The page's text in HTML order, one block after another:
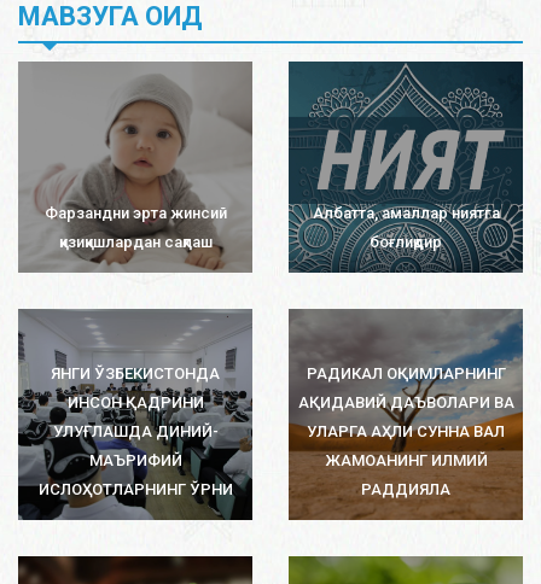
МАВЗУГА ОИД
Фарзандни эрта жинсий
қизиқишлардан сақлаш
Албатта, амаллар ниятга
боғлиқдир
ЯНГИ ЎЗБЕКИСТОНДА
ИНСОН ҚАДРИНИ
УЛУҒЛАШДА ДИНИЙ-
МАЪРИФИЙ
ИСЛОҲОТЛАРНИНГ ЎРНИ
РАДИКАЛ ОҚИМЛАРНИНГ
АҚИДАВИЙ ДАЪВОЛАРИ ВА
УЛАРГА АҲЛИ СУННА ВАЛ
ЖАМОАНИНГ ИЛМИЙ
РАДДИЯЛА